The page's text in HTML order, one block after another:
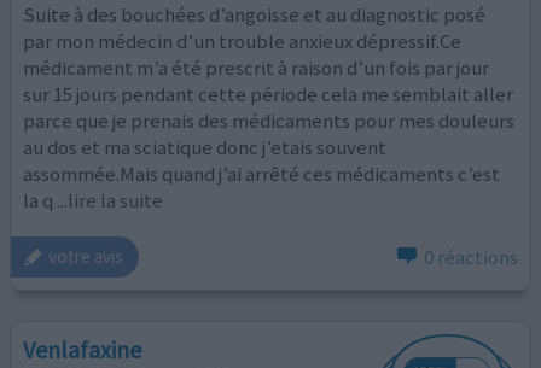
Suite à des bouchées d’angoisse et au diagnostic posé
par mon médecin d’un trouble anxieux dépressif.Ce
médicament m’a été prescrit à raison d’un fois par jour
sur 15 jours pendant cette période cela me semblait aller
parce que je prenais des médicaments pour mes douleurs
au dos et ma sciatique donc j’etais souvent
assommée.Mais quand j’ai arrêté ces médicaments c’est
la q ...lire la suite
votre avis 0 réactions
Venlafaxine